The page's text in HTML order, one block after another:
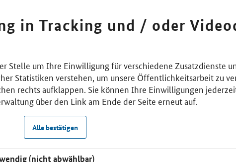
in Tracking und / oder
Stelle um Ihre Einwilligung für verschiedene Zusatzdienste
Statistiken verstehen, um unsere Öffentlichkeitsarbeit zu
rechts aufklappen. Sie können Ihre Einwilligungen
über den Link am Ende der Seite erneut auf.
Alle bestätigen
(nicht abwählbar)